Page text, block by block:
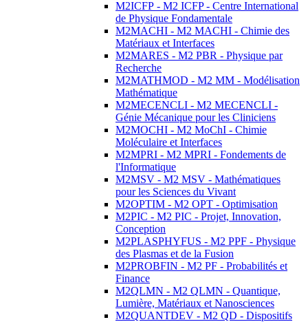
M2ICFP - M2 ICFP - Centre International
de Physique Fondamentale
M2MACHI - M2 MACHI - Chimie des
Matériaux et Interfaces
M2MARES - M2 PBR - Physique par
Recherche
M2MATHMOD - M2 MM - Modélisation
Mathématique
M2MECENCLI - M2 MECENCLI -
Génie Mécanique pour les Cliniciens
M2MOCHI - M2 MoChI - Chimie
Moléculaire et Interfaces
M2MPRI - M2 MPRI - Fondements de
l'Informatique
M2MSV - M2 MSV - Mathématiques
pour les Sciences du Vivant
M2OPTIM - M2 OPT - Optimisation
M2PIC - M2 PIC - Projet, Innovation,
Conception
M2PLASPHYFUS - M2 PPF - Physique
des Plasmas et de la Fusion
M2PROBFIN - M2 PF - Probabilités et
Finance
M2QLMN - M2 QLMN - Quantique,
Lumière, Matériaux et Nanosciences
M2QUANTDEV - M2 QD - Dispositifs